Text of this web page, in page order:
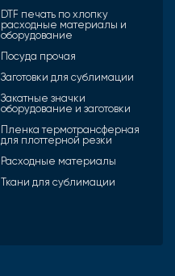
DTF печать по хлопку
расходные материалы и
оборудование
Посуда прочая
Заготовки для сублимации
Закатные значки
оборудование и заготовки
Пленка термотрансферная
для плоттерной резки
Расходные материалы
Ткани для сублимации